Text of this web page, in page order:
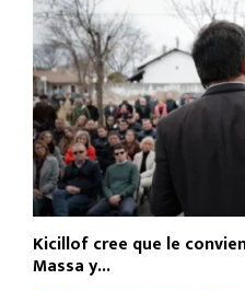
Kicillof cree que le
Massa y...